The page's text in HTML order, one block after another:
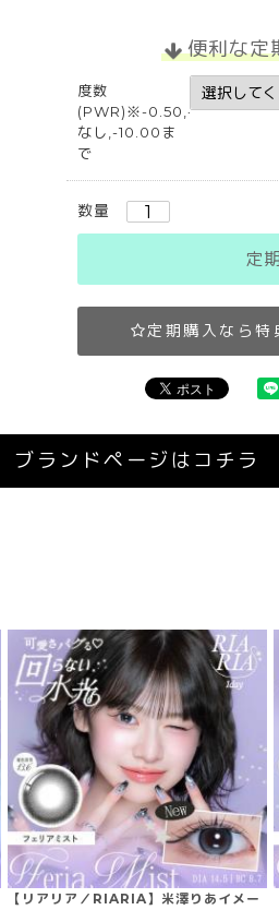
便利な定
度数
(PWR)※-0.50,-5.25,-5.75
なし,-10.00ま
で
数量
定
定期購入なら特
ブランドページはコチラ
【リアリア／RIARIA】米澤りあイメー